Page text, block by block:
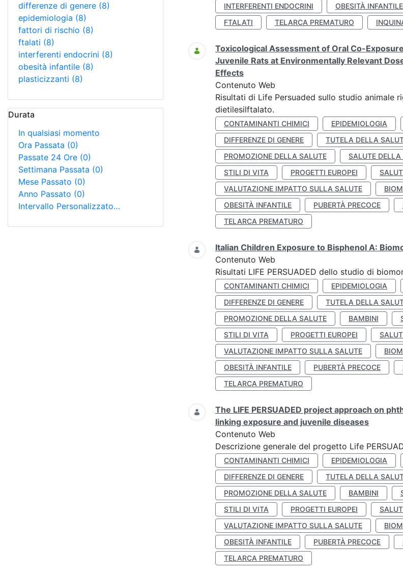
differenze di genere (8)
epidemiologia (8)
fattori di rischio (8)
ftalati (8)
interferenti endocrini (8)
obesità infantile (8)
plasticizzanti (8)
Durata
In qualsiasi momento
Ora Passata (0)
Passate 24 Ore (0)
Settimana Passata (0)
Mese Passato (0)
Anno Passato (0)
Intervallo Personalizzato…
INTERFERENTI ENDOCRINI
OBESITÀ INFANTILE
FTALATI
TELARCA PREMATURO
Toxicological Assessment of Oral Co-
Juvenile Rats at Environmentally Relevant
Effects
Contenuto Web
Risultati di Life Persuaded sullo studio animale
dietilesilftalato.
CONTAMINANTI CHIMICI EPIDEMIOLOGIA
DIFFERENZE DI GENERE
TUTELA DELLA
PROMOZIONE DELLA SALUTE
SALUTE DELLA
STILI DI VITA
PROGETTI EUROPEI
VALUTAZIONE IMPATTO SULLA SALUTE
OBESITÀ INFANTILE
PUBERTÀ PRECOCE
TELARCA PREMATURO
Italian Children Exposure to Bisphenol A:
Contenuto Web
Risultati LIFE PERSUADED dello studio di
CONTAMINANTI CHIMICI EPIDEMIOLOGIA
DIFFERENZE DI GENERE
TUTELA DELLA
PROMOZIONE DELLA SALUTE
BAMBINI
STILI DI VITA
PROGETTI EUROPEI
VALUTAZIONE IMPATTO SULLA SALUTE
OBESITÀ INFANTILE
PUBERTÀ PRECOCE
TELARCA PREMATURO
The LIFE PERSUADED project approach on
linking exposure and juvenile diseases
Contenuto Web
Descrizione generale del progetto Life
CONTAMINANTI CHIMICI EPIDEMIOLOGIA
DIFFERENZE DI GENERE
TUTELA DELLA
PROMOZIONE DELLA SALUTE
BAMBINI
STILI DI VITA
PROGETTI EUROPEI
VALUTAZIONE IMPATTO SULLA SALUTE
OBESITÀ INFANTILE
PUBERTÀ PRECOCE
TELARCA PREMATURO